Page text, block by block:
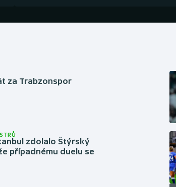
za Trabzonspor
zdolalo Štýrský
případnému duelu se